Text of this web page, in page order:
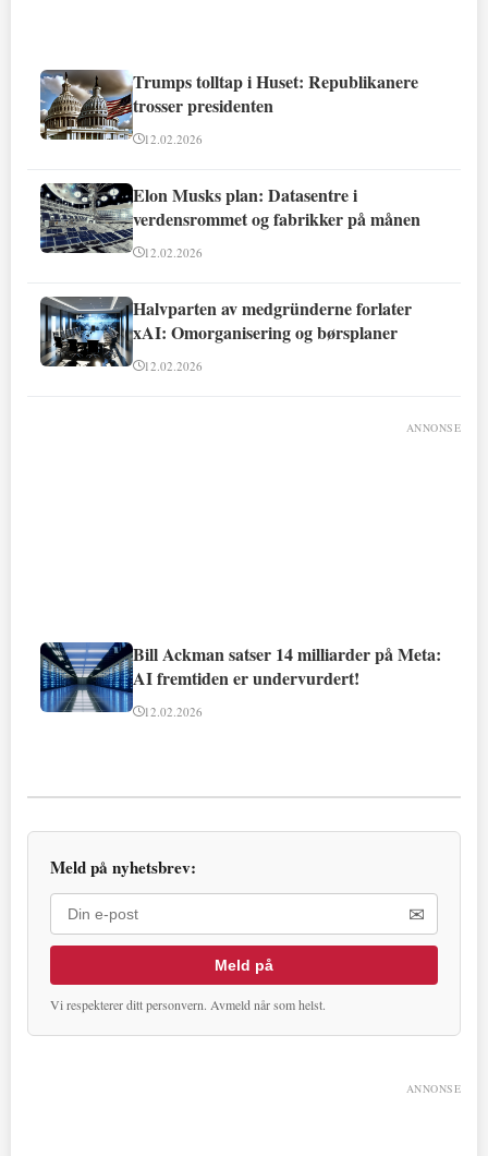
Trumps tolltap i Huset: Republikanere
trosser presidenten
12.02.2026
Elon Musks plan: Datasentre i
verdensrommet og fabrikker på månen
12.02.2026
Halvparten av medgründerne forlater
xAI: Omorganisering og børsplaner
12.02.2026
ANNONSE
Bill Ackman satser 14 milliarder på Meta:
AI fremtiden er undervurdert!
12.02.2026
Meld på nyhetsbrev:
✉
Meld på
Vi respekterer ditt personvern. Avmeld når som helst.
ANNONSE